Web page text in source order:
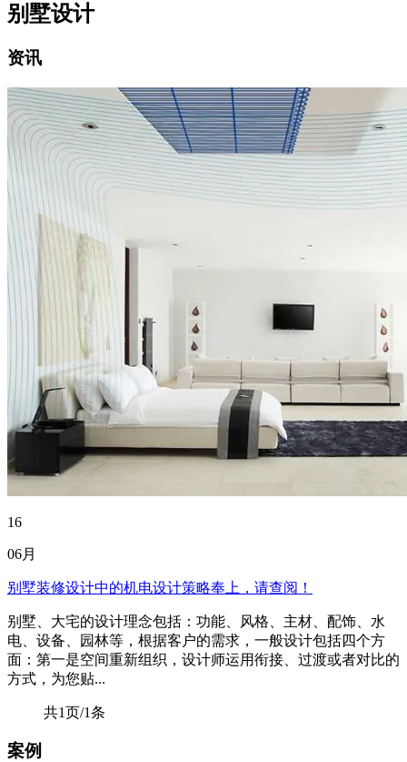
别墅设计
资讯
16
06月
别墅装修设计中的机电设计策略奉上，请查阅！
别墅、大宅的设计理念包括：功能、风格、主材、配饰、水
电、设备、园林等，根据客户的需求，一般设计包括四个方
面：第一是空间重新组织，设计师运用衔接、过渡或者对比的
方式，为您贴...
共1页/1条
案例